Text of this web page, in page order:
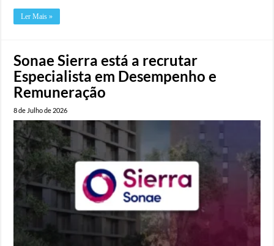
Ler Mais »
Sonae Sierra está a recrutar
Especialista em Desempenho e
Remuneração
8 de Julho de 2026